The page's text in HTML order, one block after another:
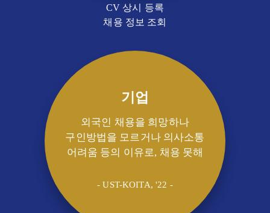
CV 상시 등록
채용 정보 조회
기업
외국인 채용을 희망하나
구인방법을 모르거나 의사소통
어려움 등의 이유로, 채용 못해
- UST-KOITA, '22 -